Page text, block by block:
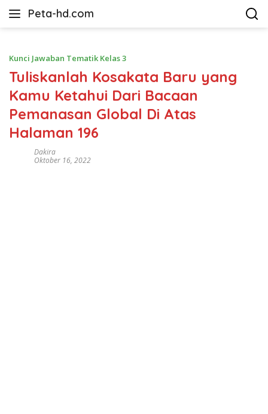
Peta-hd.com
Kumpulan
HD
Kunci Jawaban Tematik Kelas 3
Tuliskanlah Kosakata Baru yang
Kamu Ketahui Dari Bacaan
Pemanasan Global Di Atas
Halaman 196
Dakira
Oktober 16, 2022